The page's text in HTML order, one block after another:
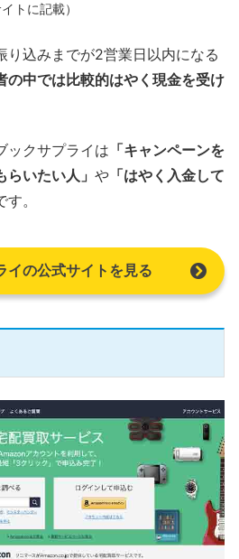
トに記載）
り込みまでが2営業日以内になる
の中では比較的はやく現金を受け
ックサプライは 「キャンペーンを
いたい人」 や 「はやく入金して
。
イの公式サイトを見る